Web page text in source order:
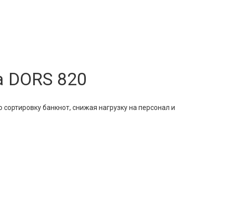
820
банкнот, снижая нагрузку на персонал и